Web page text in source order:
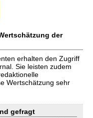
der
erhalten den Zugriff
Sie leisten zudem
Wertschätzung sehr
gefragt